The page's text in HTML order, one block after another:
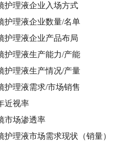
护理液企业入场方式
护理液企业数量/名单
护理液企业产品布局
护理液生产能力/产能
护理液生产情况/产量
护理液需求/市场销售
近视率
市场渗透率
护理液市场需求现状（销量）